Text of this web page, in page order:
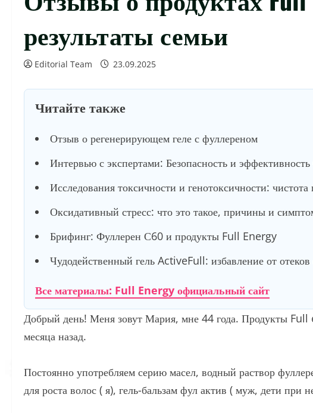
результаты семьи
Editorial Team 23.09.2025
Читайте также
Отзыв о регенерирующем геле с фуллереном
Интервью с экспертами: Безопасность и
Исследования токсичности и генотоксичности:
Оксидативный стресс: что это такое, причины и
Брифинг: Фуллерен С60 и продукты Full Energy
Чудодейственный гель ActiveFull: избавление от
Все материалы: Full Energy официальный сайт
Добрый день! Меня зовут Мария, мне 44 года. Продукты Full
месяца назад.
Постоянно употребляем серию масел, водный раствор
для роста волос ( я), гель-бальзам фул актив ( муж, дети